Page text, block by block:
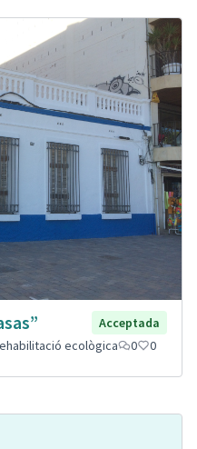
Acceptada
ecològica 0 0